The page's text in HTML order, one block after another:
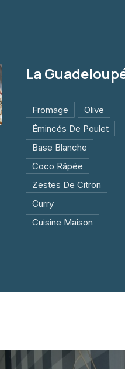
La
Fromage
Olive
Émincés De Poulet
Base Blanche
Coco Râpée
Zestes De Citron
Curry
Cuisine Maison